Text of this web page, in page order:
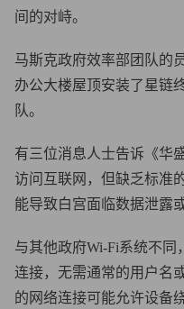
间的对峙。
马斯克政府效率部团队的
办公大楼屋顶安装了星链
队。
有三位消息人士告诉《华
访问互联网，但缺乏标准
能导致白宫面临数据泄露
与其他政府Wi-Fi系统不同
连接，无需通常的用户名
的网络连接可能允许设备